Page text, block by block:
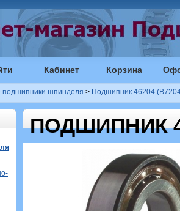
Кабинет Корзина
подшипники шпинделя > Подшипник 46204
ПОДШИПНИК